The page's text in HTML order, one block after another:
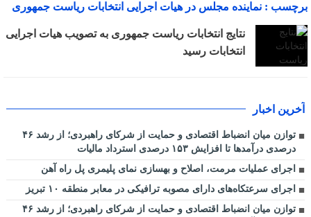
برچسب : نماینده مجلس در هیات اجرایی انتخابات ریاست جمهوری
گفت: نتایج سیزدهمین دوره انتخابات ریاست جمهوری به تصویب
اعضای هیات اجرایی انتخابات ریاست جمهوری رسید. بایگانی -
پایگاه خبری قلم پرس
نتایج انتخابات ریاست جمهوری به تصویب هیات اجرایی
انتخابات رسید
آخرین اخبار
توازن میان انضباط اقتصادی و حمایت از شرکای راهبردی؛ از رشد ۴۶
درصدی درآمدها تا افزایش ۱۵۳ درصدی استرداد مالیات
اجرای عملیات مرمت، اصلاح و بهسازی نمای پلیمری پل راه آهن
اجرای سرعتکاه‌های دارای مصوبه ترافیکی در معابر منطقه ۱۰ تبریز
توازن میان انضباط اقتصادی و حمایت از شرکای راهبردی؛ از رشد ۴۶